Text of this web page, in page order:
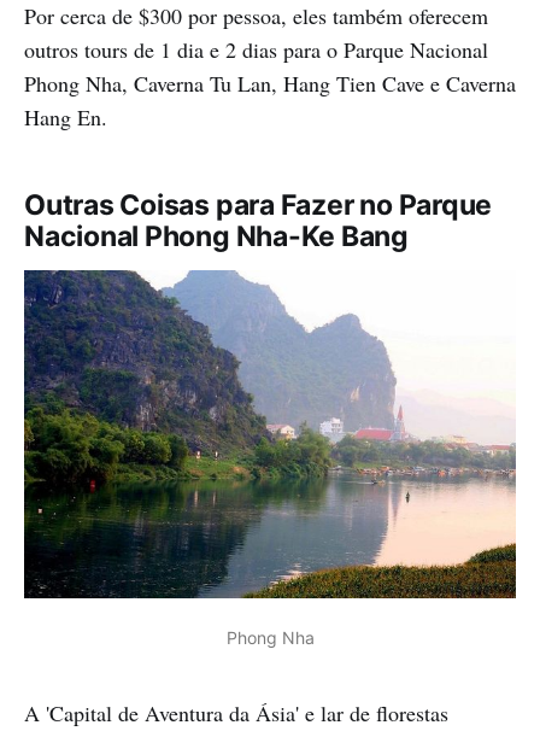
Por cerca de $300 por pessoa, eles também oferecem
outros tours de 1 dia e 2 dias para o Parque Nacional
Phong Nha, Caverna Tu Lan, Hang Tien Cave e Caverna
Hang En.
Outras Coisas para Fazer no Parque
Nacional Phong Nha-Ke Bang
Phong Nha
A 'Capital de Aventura da Ásia' e lar de florestas